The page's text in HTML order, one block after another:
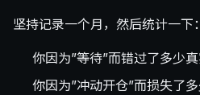
坚持记录一个月，然后统计一下：
你因为”等待”而错过了多少真
你因为”冲动开仓”而损失了多